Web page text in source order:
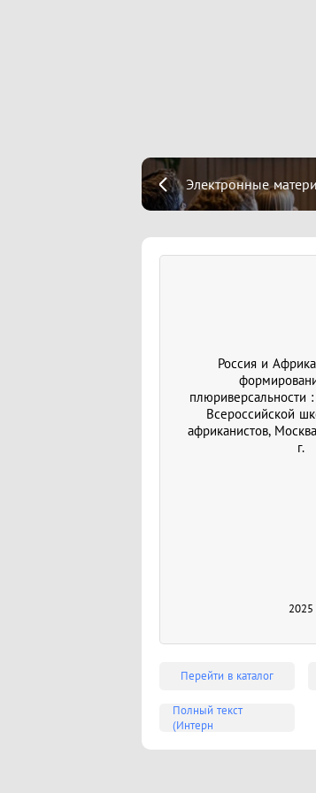
Электронные
Россия и
плюриверсальности
Всероссийской
африканистов,
г.
2025
Перейти в каталог
Полный текст
(Интерн